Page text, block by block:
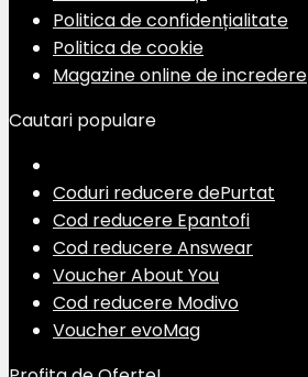
Politica de confidențialitate
Politica de cookie
Magazine online de incredere
Cautari populare
Coduri reducere dePurtat
Cod reducere Epantofi
Cod reducere Answear
Voucher About You
Cod reducere Modivo
Voucher evoMag